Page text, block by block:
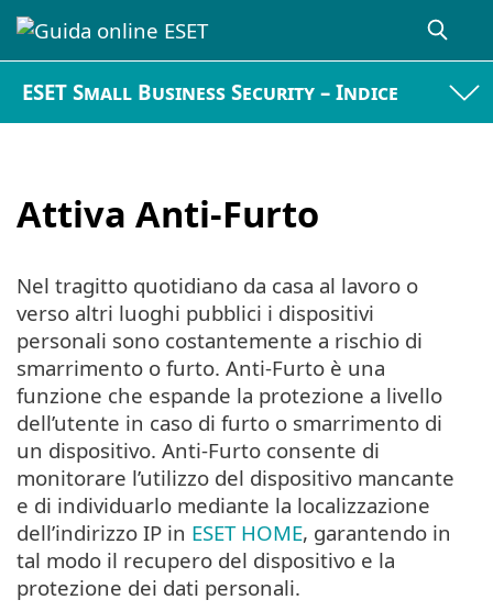
ESET Small Business Security – Indice
Attiva Anti-Furto
Nel tragitto quotidiano da casa al lavoro o
verso altri luoghi pubblici i dispositivi
personali sono costantemente a rischio di
smarrimento o furto. Anti-Furto è una
funzione che espande la protezione a livello
dell’utente in caso di furto o smarrimento di
un dispositivo. Anti-Furto consente di
monitorare l’utilizzo del dispositivo mancante
e di individuarlo mediante la localizzazione
dell’indirizzo IP in ESET HOME, garantendo in
tal modo il recupero del dispositivo e la
protezione dei dati personali.